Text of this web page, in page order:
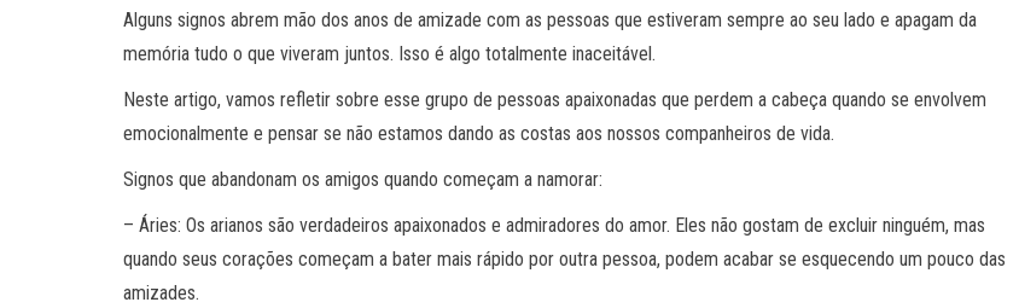
Alguns signos abrem mão dos anos de amizade com as pessoas que estiveram sempre ao seu lado e apagam da
memória tudo o que viveram juntos. Isso é algo totalmente inaceitável.
Neste artigo, vamos refletir sobre esse grupo de pessoas apaixonadas que perdem a cabeça quando se envolvem
emocionalmente e pensar se não estamos dando as costas aos nossos companheiros de vida.
Signos que abandonam os amigos quando começam a namorar:
– Áries: Os arianos são verdadeiros apaixonados e admiradores do amor. Eles não gostam de excluir ninguém, mas
quando seus corações começam a bater mais rápido por outra pessoa, podem acabar se esquecendo um pouco das
amizades.